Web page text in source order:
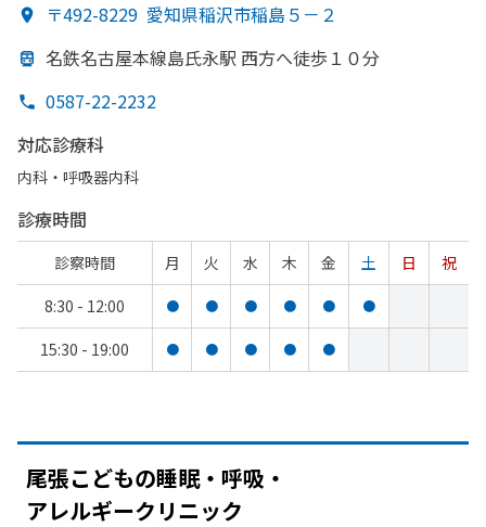
〒492-8229 愛知県稲沢市稲島５－２
名鉄名古屋本線島氏永駅 西方へ徒歩１０分
0587-22-2232
対応診療科
内科・​呼吸器内科
診療時間
診察時間 月 火 水 木 金 土 日
祝
8:30 - 12:00
● ● ● ● ● ●
15:30 - 19:00 ● ● ● ● ●
尾張こどもの睡眠・呼吸・
アレルギークリニック